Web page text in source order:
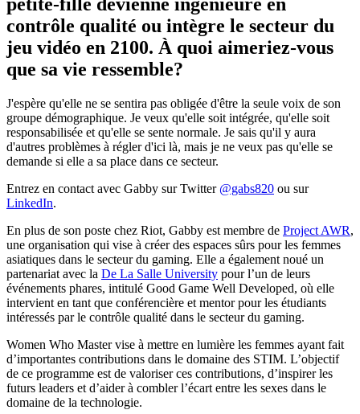
contrôle qualité ou intègre le secteur du
jeu vidéo en 2100. À quoi aimeriez-vous
que sa vie ressemble?
J'espère qu'elle ne se sentira pas obligée d'être la seule voix de son
groupe démographique. Je veux qu'elle soit intégrée, qu'elle soit
responsabilisée et qu'elle se sente normale. Je sais qu'il y aura
d'autres problèmes à régler d'ici là, mais je ne veux pas qu'elle se
demande si elle a sa place dans ce secteur.
Entrez en contact avec Gabby sur Twitter @gabs820 ou sur
LinkedIn.
En plus de son poste chez Riot, Gabby est membre de Project AWR,
une organisation qui vise à créer des espaces sûrs pour les femmes
asiatiques dans le secteur du gaming. Elle a également noué un
partenariat avec la De La Salle University pour l’un de leurs
événements phares, intitulé Good Game Well Developed, où elle
intervient en tant que conférencière et mentor pour les étudiants
intéressés par le contrôle qualité dans le secteur du gaming.
Women Who Master vise à mettre en lumière les femmes ayant fait
d’importantes contributions dans le domaine des STIM. L’objectif
de ce programme est de valoriser ces contributions, d’inspirer les
futurs leaders et d’aider à combler l’écart entre les sexes dans le
domaine de la technologie.